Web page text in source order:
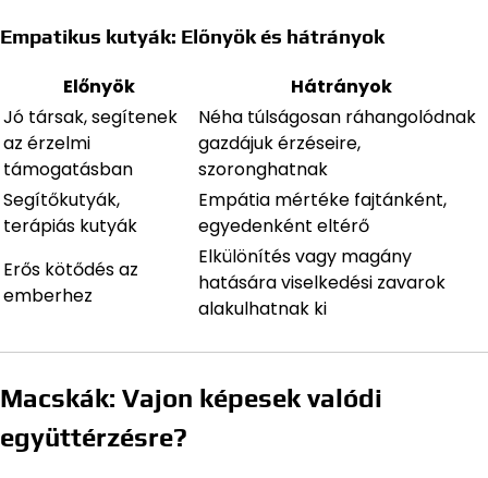
Empatikus kutyák: Előnyök és hátrányok
Előnyök
Hátrányok
Jó társak, segítenek
az érzelmi
támogatásban
Néha túlságosan ráhangolódnak
gazdájuk érzéseire,
szoronghatnak
Segítőkutyák,
terápiás kutyák
Empátia mértéke fajtánként,
egyedenként eltérő
Erős kötődés az
emberhez
Elkülönítés vagy magány
hatására viselkedési zavarok
alakulhatnak ki
Macskák: Vajon képesek valódi
együttérzésre?